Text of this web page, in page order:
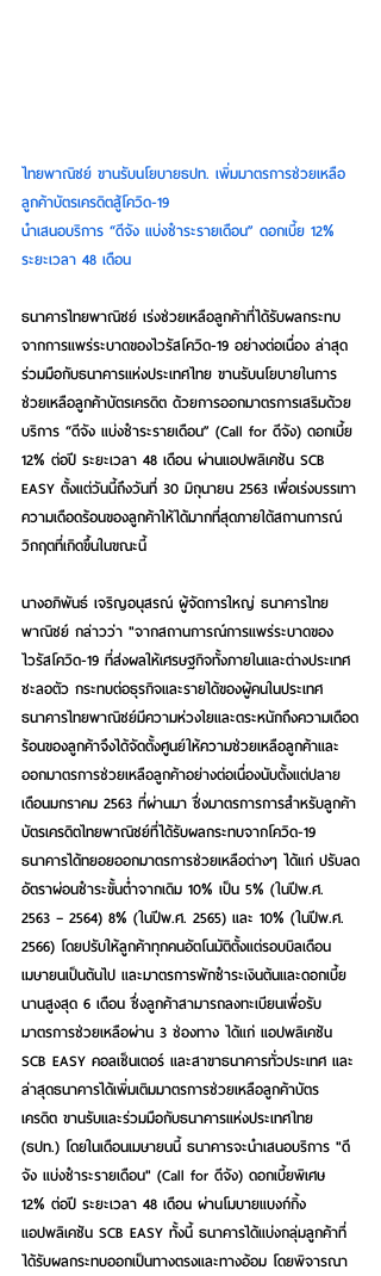
ไทยพาณิชย์ ขานรับนโยบายธปท. เพิ่มมาตรการช่วยเหลือ
ลูกค้าบัตรเครดิตสู้โควิด-19
นำเสนอบริการ “ดีจัง แบ่งชำระรายเดือน” ดอกเบี้ย 12%
ระยะเวลา 48 เดือน
ธนาคารไทยพาณิชย์ เร่งช่วยเหลือลูกค้าที่ได้รับผลกระทบ
จากการแพร่ระบาดของไวรัสโควิด-19 อย่างต่อเนื่อง ล่าสุด
ร่วมมือกับธนาคารแห่งประเทศไทย ขานรับนโยบายในการ
ช่วยเหลือลูกค้าบัตรเครดิต ด้วยการออกมาตรการเสริมด้วย
บริการ “ดีจัง แบ่งชำระรายเดือน” (Call for ดีจัง) ดอกเบี้ย
12% ต่อปี ระยะเวลา 48 เดือน ผ่านแอปพลิเคชัน SCB
EASY ตั้งแต่วันนี้ถึงวันที่ 30 มิถุนายน 2563 เพื่อเร่งบรรเทา
ความเดือดร้อนของลูกค้าให้ได้มากที่สุดภายใต้สถานการณ์
วิกฤตที่เกิดขึ้นในขณะนี้
นางอภิพันธ์ เจริญอนุสรณ์ ผู้จัดการใหญ่ ธนาคารไทย
พาณิชย์ กล่าวว่า "จากสถานการณ์การแพร่ระบาดของ
ไวรัสโควิด-19 ที่ส่งผลให้เศรษฐกิจทั้งภายในและต่างประเทศ
ชะลอตัว กระทบต่อธุรกิจและรายได้ของผู้คนในประเทศ
ธนาคารไทยพาณิชย์มีความห่วงใยและตระหนักถึงความเดือด
ร้อนของลูกค้าจึงได้จัดตั้งศูนย์ให้ความช่วยเหลือลูกค้าและ
ออกมาตรการช่วยเหลือลูกค้าอย่างต่อเนื่องนับตั้งแต่ปลาย
เดือนมกราคม 2563 ที่ผ่านมา ซึ่งมาตรการการสำหรับลูกค้า
บัตรเครดิตไทยพาณิชย์ที่ได้รับผลกระทบจากโควิด-19
ธนาคารได้ทยอยออกมาตรการช่วยเหลือต่างๆ ได้แก่ ปรับลด
อัตราผ่อนชำระขั้นต่ำจากเดิม 10% เป็น 5% (ในปีพ.ศ.
2563 – 2564) 8% (ในปีพ.ศ. 2565) และ 10% (ในปีพ.ศ.
2566) โดยปรับให้ลูกค้าทุกคนอัตโนมัติตั้งแต่รอบบิลเดือน
เมษายนเป็นต้นไป และมาตรการพักชำระเงินต้นและดอกเบี้ย
นานสูงสุด 6 เดือน ซึ่งลูกค้าสามารถลงทะเบียนเพื่อรับ
มาตรการช่วยเหลือผ่าน 3 ช่องทาง ได้แก่ แอปพลิเคชัน
SCB EASY คอลเซ็นเตอร์ และสาขาธนาคารทั่วประเทศ และ
ล่าสุดธนาคารได้เพิ่มเติมมาตรการช่วยเหลือลูกค้าบัตร
เครดิต ขานรับและร่วมมือกับธนาคารแห่งประเทศไทย
(ธปท.) โดยในเดือนเมษายนนี้ ธนาคารจะนำเสนอบริการ "ดี
จัง แบ่งชำระรายเดือน" (Call for ดีจัง) ดอกเบี้ยพิเศษ
12% ต่อปี ระยะเวลา 48 เดือน ผ่านโมบายแบงก์กิ้ง
แอปพลิเคชัน SCB EASY ทั้งนี้ ธนาคารได้แบ่งกลุ่มลูกค้าที่
ได้รับผลกระทบออกเป็นทางตรงและทางอ้อม โดยพิจารณา